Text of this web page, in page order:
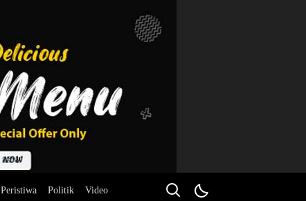
Peristiwa Politik Video